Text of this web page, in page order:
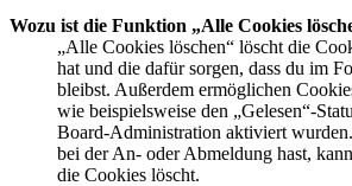
Wozu ist die Funktion „Alle Cookies
„Alle Cookies löschen“ löscht die
hat und die dafür sorgen, dass du im
bleibst. Außerdem ermöglichen
wie beispielsweise den „Gelesen“-
Board-Administration aktiviert
bei der An- oder Abmeldung hast,
die Cookies löscht.